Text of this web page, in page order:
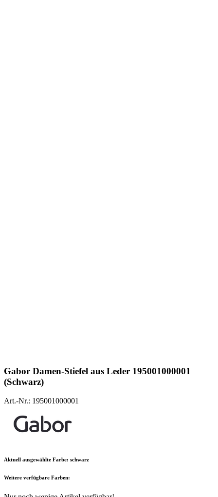
Gabor Damen-Stiefel aus Leder 195001000001
(Schwarz)
Art.-Nr.: 195001000001
Aktuell ausgewählte Farbe: schwarz
Weitere verfügbare Farben: